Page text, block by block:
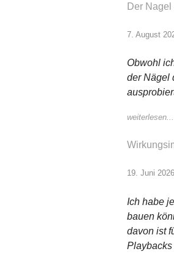
Der
7. August
Obwohl
der Nägel
weiterlesen...
19. Juni 2026
Ich habe
bauen
davon ist